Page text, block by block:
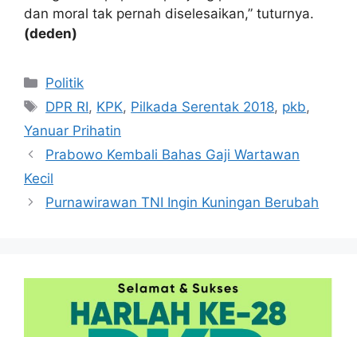
dan moral tak pernah diselesaikan,” tuturnya.
(deden)
Kategori
Politik
Tag
DPR RI, KPK, Pilkada Serentak 2018, pkb,
Yanuar Prihatin
Prabowo Kembali Bahas Gaji Wartawan
Kecil
Purnawirawan TNI Ingin Kuningan Berubah